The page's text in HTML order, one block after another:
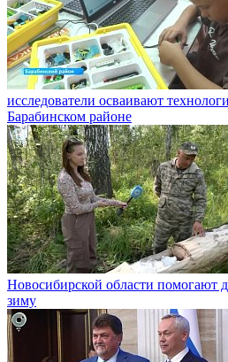
исследователи осваивают
Барабинском районе
Новосибирской области
зиму